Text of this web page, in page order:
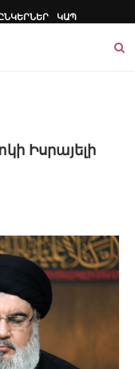
ԿԱՊ
Իսրայելի